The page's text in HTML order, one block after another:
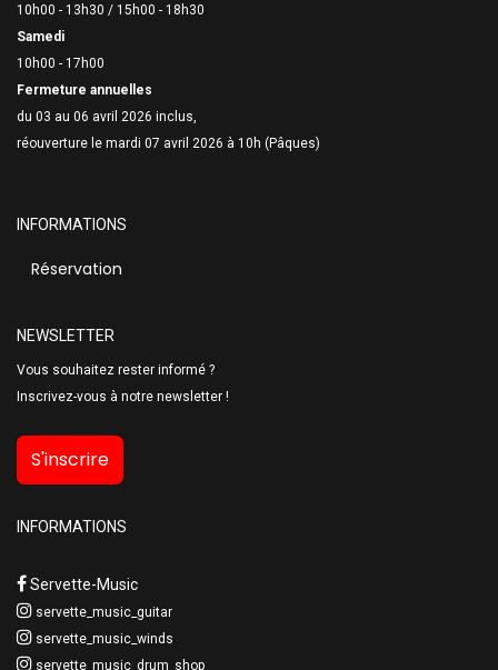
10h00 - 13h30 / 15h00 - 18h30
Samedi
10h00 - 17h00
Fermeture annuelles
du 03 au 06 avril 2026 inclus,
réouverture le mardi 07 avril 2026 à 10h (Pâques)
INFORMATIONS
Réservation
NEWSLETTER
Vous souhaitez rester informé ?
Inscrivez-vous à notre newsletter !
S'inscrire
INFORMATIONS
Servette-Music
servette_music_guitar
servette_music_winds
servette_music_drum_shop